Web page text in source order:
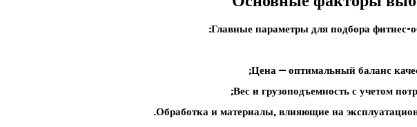
Главные параметры для подбора фитнес-
Цена — оптимальный баланс
Вес и грузоподъемность с учетом
Обработка и материалы, влияющие на